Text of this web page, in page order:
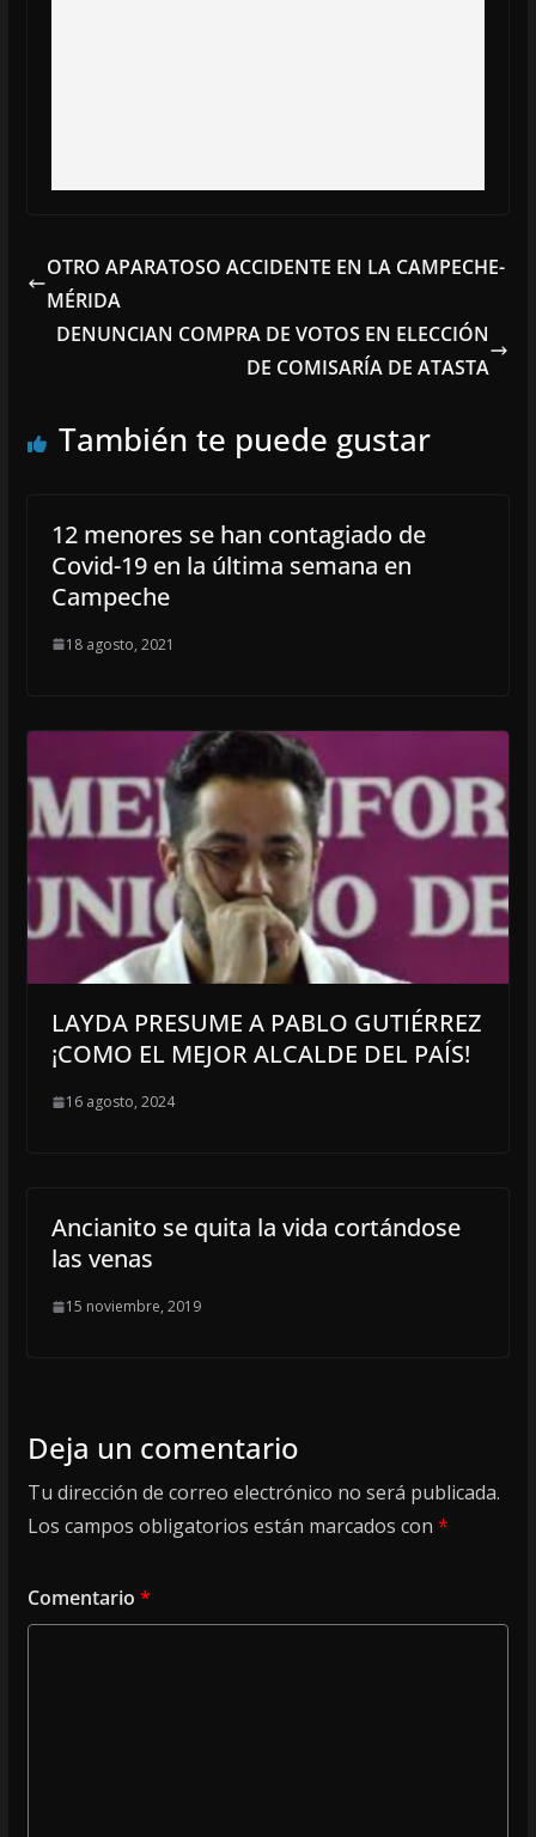
OTRO APARATOSO ACCIDENTE EN LA CAMPECHE-
MÉRIDA
DENUNCIAN COMPRA DE VOTOS EN ELECCIÓN
DE COMISARÍA DE ATASTA
También te puede gustar
12 menores se han contagiado de
Covid-19 en la última semana en
Campeche
18 agosto, 2021
LAYDA PRESUME A PABLO GUTIÉRREZ
¡COMO EL MEJOR ALCALDE DEL PAÍS!
16 agosto, 2024
Ancianito se quita la vida cortándose
las venas
15 noviembre, 2019
Deja un comentario
Tu dirección de correo electrónico no será publicada.
Los campos obligatorios están marcados con *
Comentario *